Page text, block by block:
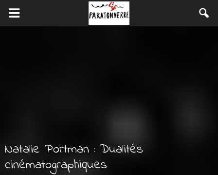
Natalie Portman : Dualités
cinématographiques